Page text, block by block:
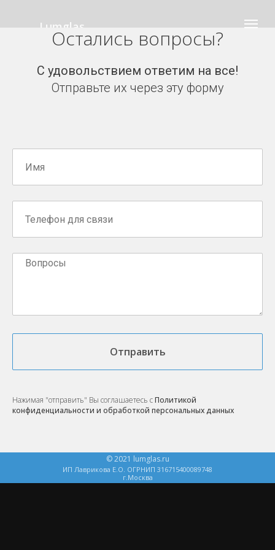
Lumglas
Остались вопросы?
С удовольствием ответим на все!
Отправьте их через эту форму
Отправить
Нажимая "отправить" Вы соглашаетесь сПолитикой
конфиденциальности и обработкой персональных данных
© 2021 lumglas.ru
ИП Лаврикова Е.О. ОГРНИП 316715400089748
г.Москва